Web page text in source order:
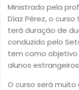
Ministrado pela
Díaz Pérez, o
terá duração de
conduzido pelo
tem como
alunos
O curso será